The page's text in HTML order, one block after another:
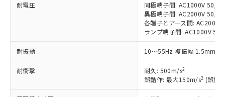
耐電圧
同極端子間: AC1000V 50/
異極端子間: AC2000V 50/
各端子とアース間:
ランプ端子間: AC1000V
耐振動 10～55Hz 複振幅 1.5mm (
耐衝撃 耐久: 500m/s2
誤動作: 最大150m/s2 (誤動
以下の条件をお読みいただき、同意のうえ
本サービスは、当社制御機器事業取扱
商品の当社在庫状況および標準価格
(税抜)を提供させていただくもので
当社制御機器事業取扱商品の中には、
対応予定なし：EU RoHS指令（10物質）の
非含有に非対応の商品で、対応品を出す予
調査・確認中：EU RoHS指令（10物質）の
非含有の対応状況を調査中または確認中の
非該当品：ライセンス料など無形物で、有
害物質有無と関係のない商品です。
仕入先様の事情により、非含有部品として
「○」：最大均質材料含有率が中国RoHSの
基準値以下であることを示します。
「×」：最大均質材料含有率が中国RoHSの